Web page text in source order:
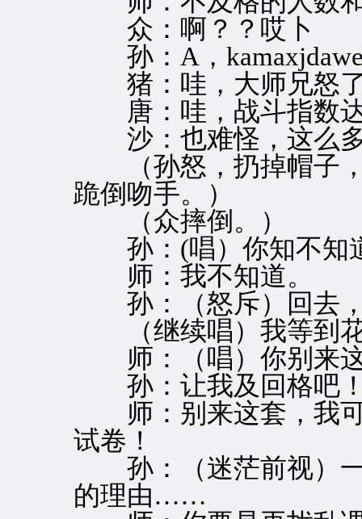
众：啊？？哎卜
孙：A，
猪：哇，大师兄怒
唐：哇，战斗指数达
沙：也难怪，这么多
（孙怒，扔掉帽子，
跪倒吻手。）
（众摔倒。）
孙：(唱）你知不知
师：我不知道。
孙：（怒斥）回去，
（继续唱）我等到花
师：（唱）你别来
孙：让我及回格吧
师：别来这套，我可
试卷！
孙：（迷茫前视）一
的理由……